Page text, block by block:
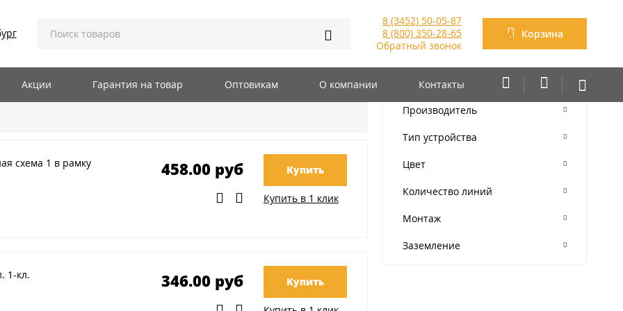
8 (3452) 50-05-87
8 (800) 350-28-65
Обратный звонок
0 Корзина
Акции Гарантия на товар Оптовикам О компании Контакты
схема 1 в рамку
458.00 руб Купить
Купить в 1 клик
1-кл. 346.00 руб Купить
Производитель
Тип устройства
Цвет
Количество линий
Монтаж
Заземление